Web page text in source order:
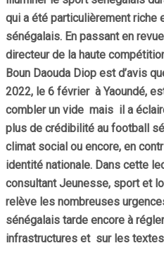
qui a été particulièrement riche
sénégalais. En passant en
directeur de la haute
Boun Daouda Diop est d’avis
2022, le 6 février à Yaoundé,
combler un vide mais il a
plus de crédibilité au football
climat social ou encore, en
identité nationale. Dans cette
consultant Jeunesse, sport et
relève les nombreuses
sénégalais tarde encore à
infrastructures et sur les